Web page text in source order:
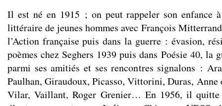
Il est né en 1915 ; on peut rappeler son enfance
littéraire de jeunes hommes avec François
l’Action française puis dans la guerre : évasion,
poèmes chez Seghers 1939 puis dans Poésie 40, la
parmi ses amitiés et ses rencontres signalons :
Paulhan, Giraudoux, Picasso, Vittorini, Duras, Anne
Vilar, Vaillant, Roger Grenier… En 1956, il